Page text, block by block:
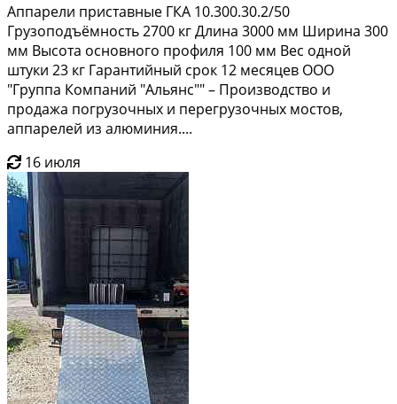
Аппарели приставные ГКА 10.300.30.2/50
Грузоподъёмность 2700 кг Длина 3000 мм Ширина 300
мм Высота основного профиля 100 мм Вес одной
штуки 23 кг Гарантийный срок 12 месяцев ООО
"Группа Компаний "Альянс"" – Производство и
продажа погрузочных и перегрузочных мостов,
аппарелей из алюминия....
16 июля